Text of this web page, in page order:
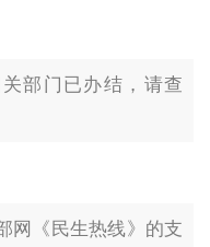
部门已办结，请查
网《民生热线》的支